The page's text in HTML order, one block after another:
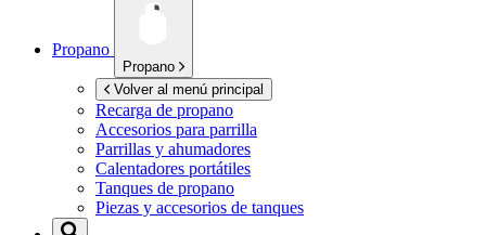
Propano
Propano
Volver al menú principal
Recarga de propano
Accesorios para parrilla
Parrillas y ahumadores
Calentadores portátiles
Tanques de propano
Piezas y accesorios de tanques